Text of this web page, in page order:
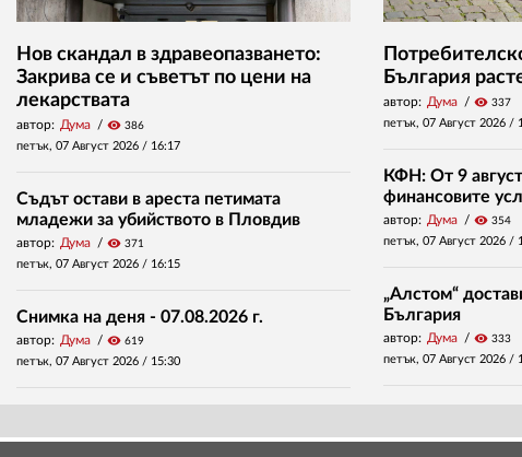
Нов скандал в здравеопазването:
Закрива се и съветът по цени на
лекарствата
автор: Дума visibility 386
петък, 07 Август 2026 / 16:17
Съдът остави в ареста петимата
младежи за убийството в Пловдив
автор: Дума visibility 371
петък, 07 Август 2026 / 16:15
Снимка на деня - 07.08.2026 г.
автор: Дума visibility 619
петък, 07 Август 2026 / 15:30
България
автор: Дума visibility 337
петък, 07 Август 2026 /
КФН: От 9
финансовите
автор: Дума visibility 354
петък, 07 Август 2026 /
„Алстом“
България
автор: Дума visibility 333
петък, 07 Август 2026 /